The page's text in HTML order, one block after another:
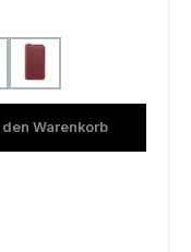
wine
den Warenkorb